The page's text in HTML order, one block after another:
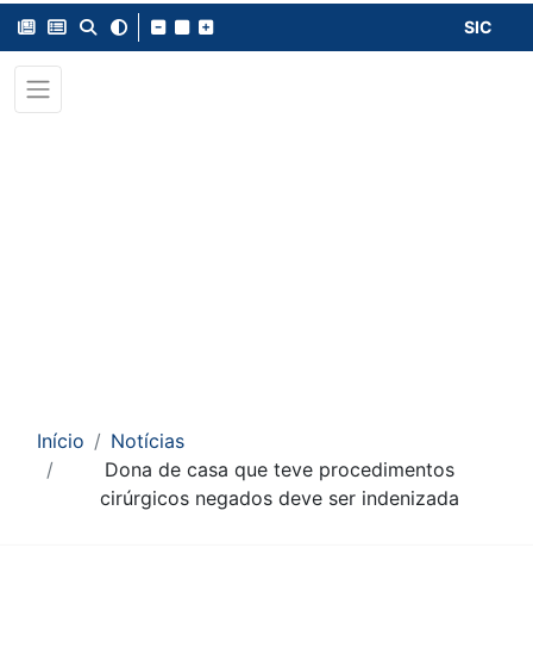
SIC
Início
Notícias
Dona de casa que teve procedimentos
cirúrgicos negados deve ser indenizada